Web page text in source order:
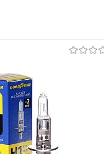
Сравнение
В наличии